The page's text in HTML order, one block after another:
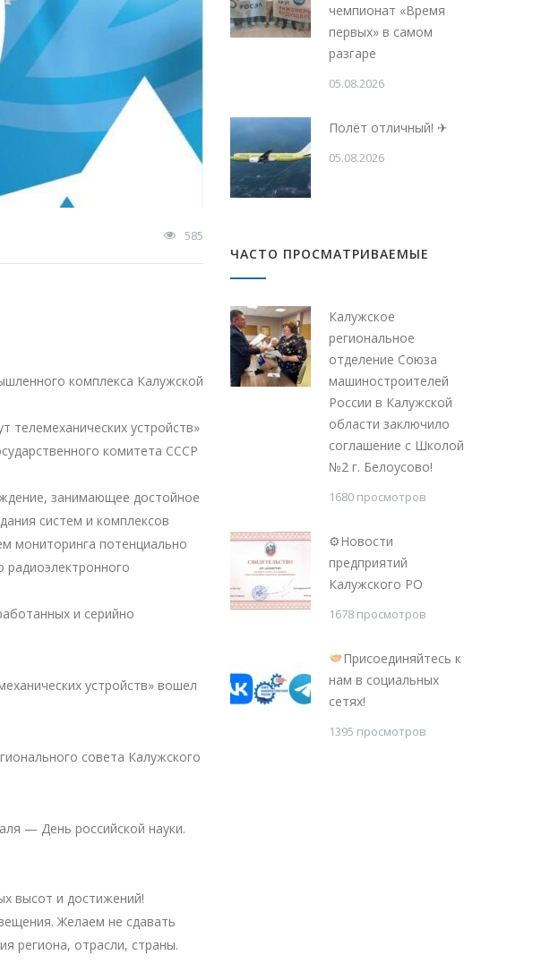
585
комплекса Калужской
телемеханических устройств»
комитета СССР
занимающее достойное
систем и комплексов
мониторинга потенциально
радиоэлектронного
и серийно
устройств» вошел
совета Калужского
— День российской науки.
высот и достижений!
Желаем не сдавать
региона, отрасли, страны.
чемпионат «Время
первых» в самом
разгаре
05.08.2026
Полёт отличный! ✈
05.08.2026
ЧАСТО ПРОСМАТРИВАЕМЫЕ
Калужское
региональное
отделение Союза
машиностроителей
России в Калужской
области заключило
соглашение с Школой
№2 г. Белоусово!
1680 просмотров
⚙Новости
предприятий
Калужского РО
1678 просмотров
Присоединяйтесь к
нам в социальных
сетях!
1395 просмотров